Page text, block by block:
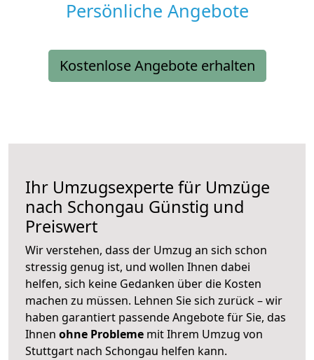
Persönliche Angebote
Kostenlose Angebote erhalten
Ihr Umzugsexperte für Umzüge
nach Schongau Günstig und
Preiswert
Wir verstehen, dass der Umzug an sich schon
stressig genug ist, und wollen Ihnen dabei
helfen, sich keine Gedanken über die Kosten
machen zu müssen. Lehnen Sie sich zurück – wir
haben garantiert passende Angebote für Sie, das
Ihnen ohne Probleme mit Ihrem Umzug von
Stuttgart nach Schongau helfen kann.